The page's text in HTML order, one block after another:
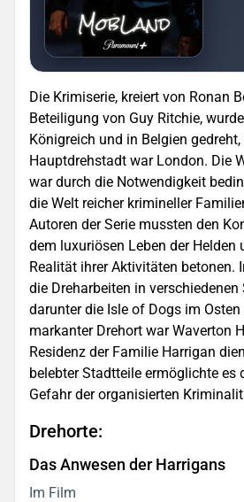
Die Krimiserie, kreiert von Ronan
Beteiligung von Guy Ritchie,
Königreich und in Belgien gedreht,
Hauptdrehstadt war London. Die
war durch die Notwendigkeit
die Welt reicher krimineller
Autoren der Serie mussten den
dem luxuriösen Leben der Helden
Realität ihrer Aktivitäten betonen.
die Dreharbeiten in
darunter die Isle of Dogs im
markanter Drehort war Waverton
Residenz der Familie Harrigan
belebter Stadtteile ermöglichte es
Gefahr der organisierten
Drehorte:
Das Anwesen der Harrigans
Im Film